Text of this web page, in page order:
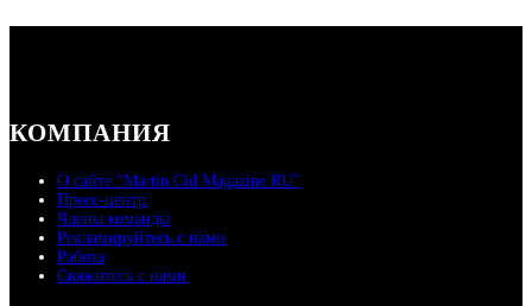
КОМПАНИЯ
О сайте “Martin Cid Magazine RU”
Пресс-центр
Члены команды
Рекламируйтесь с нами
Работа
Свяжитесь с нами